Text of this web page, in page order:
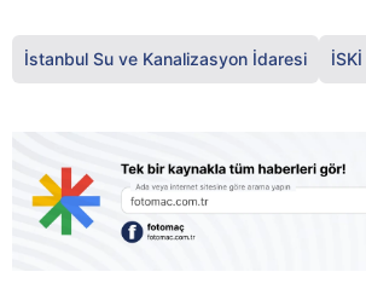
İstanbul Su ve Kanalizasyon İdaresi İSKİ